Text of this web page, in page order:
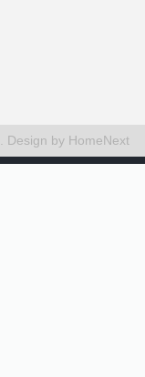
Design by HomeNext